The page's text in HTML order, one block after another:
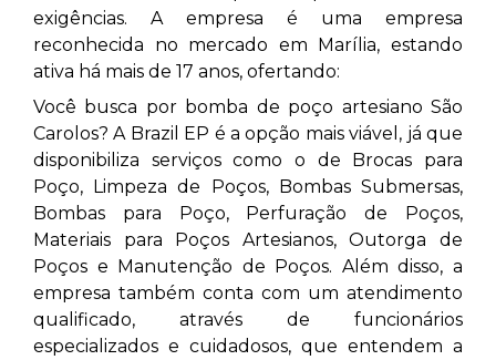
exigências. A empresa é uma empresa
reconhecida no mercado em Marília, estando
ativa há mais de 17 anos, ofertando:
Você busca por bomba de poço artesiano São
Carolos? A Brazil EP é a opção mais viável, já que
disponibiliza serviços como o de Brocas para
Poço, Limpeza de Poços, Bombas Submersas,
Bombas para Poço, Perfuração de Poços,
Materiais para Poços Artesianos, Outorga de
Poços e Manutenção de Poços. Além disso, a
empresa também conta com um atendimento
qualificado, através de funcionários
especializados e cuidadosos, que entendem a